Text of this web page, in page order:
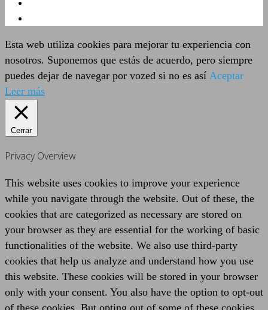
Esta web utiliza cookies para mejorar tu experiencia con
nosotros. Suponemos que estás de acuerdo, pero siempre
puedes dejar de navegar por vozed si no es así Aceptar
Leer más
Cerrar
Privacy Overview
This website uses cookies to improve your experience
while you navigate through the website. Out of these, the
cookies that are categorized as necessary are stored on
your browser as they are essential for the working of basic
functionalities of the website. We also use third-party
cookies that help us analyze and understand how you use
this website. These cookies will be stored in your browser
only with your consent. You also have the option to opt-out